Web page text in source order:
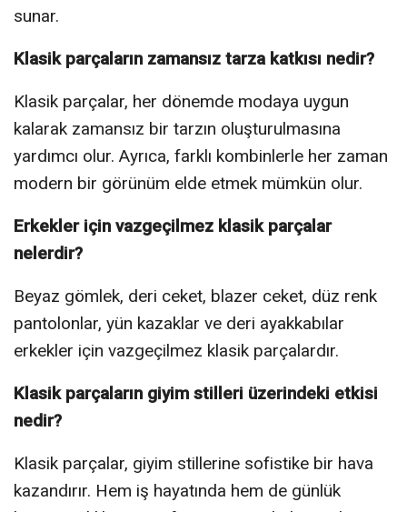
sunar.
Klasik parçaların zamansız tarza katkısı nedir?
Klasik parçalar, her dönemde modaya uygun
kalarak zamansız bir tarzın oluşturulmasına
yardımcı olur. Ayrıca, farklı kombinlerle her zaman
modern bir görünüm elde etmek mümkün olur.
Erkekler için vazgeçilmez klasik parçalar
nelerdir?
Beyaz gömlek, deri ceket, blazer ceket, düz renk
pantolonlar, yün kazaklar ve deri ayakkabılar
erkekler için vazgeçilmez klasik parçalardır.
Klasik parçaların giyim stilleri üzerindeki etkisi
nedir?
Klasik parçalar, giyim stillerine sofistike bir hava
kazandırır. Hem iş hayatında hem de günlük